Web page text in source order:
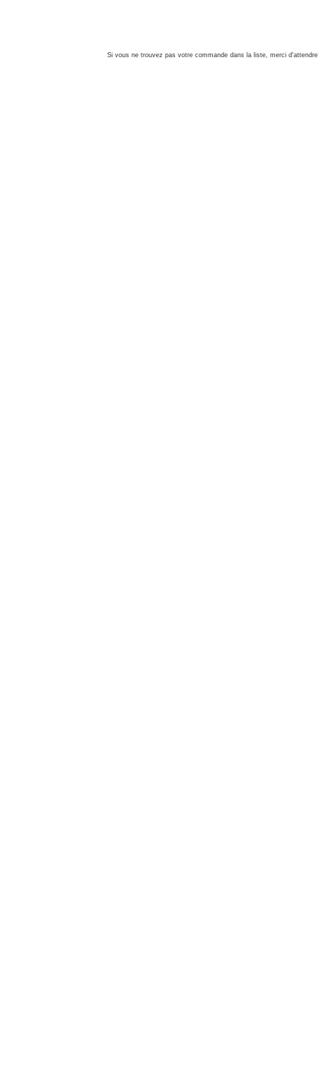
Si vous ne trouvez pas votre commande dans la liste, merci